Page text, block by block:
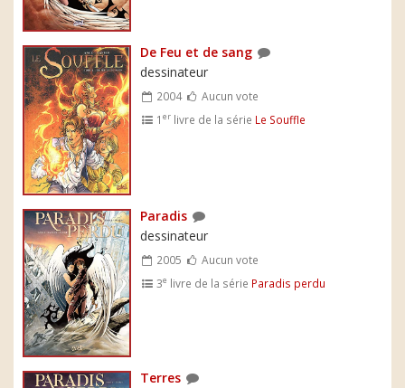
De Feu et de sang
dessinateur
2004
Aucun vote
1er livre de la série Le Souffle
Paradis
dessinateur
2005
Aucun vote
3e livre de la série Paradis perdu
Terres